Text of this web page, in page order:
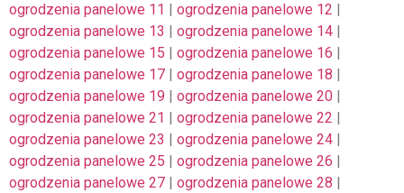
ogrodzenia panelowe 11 | ogrodzenia panelowe 12 |
ogrodzenia panelowe 13 | ogrodzenia panelowe 14 |
ogrodzenia panelowe 15 | ogrodzenia panelowe 16 |
ogrodzenia panelowe 17 | ogrodzenia panelowe 18 |
ogrodzenia panelowe 19 | ogrodzenia panelowe 20 |
ogrodzenia panelowe 21 | ogrodzenia panelowe 22 |
ogrodzenia panelowe 23 | ogrodzenia panelowe 24 |
ogrodzenia panelowe 25 | ogrodzenia panelowe 26 |
ogrodzenia panelowe 27 | ogrodzenia panelowe 28 |